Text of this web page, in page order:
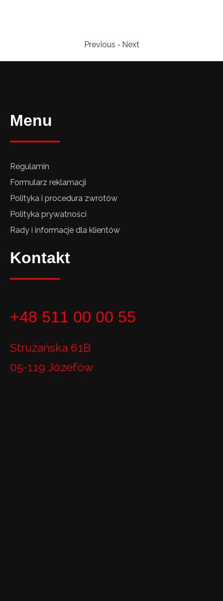
Previous - Next
Menu
Regulamin
Formularz reklamacji
Polityka i procedura zwrotów
Polityka prywatności
Rady i informacje dla klientów
Kontakt
+48 511 00 00 55
Strużańska 61B
05-119 Józefów